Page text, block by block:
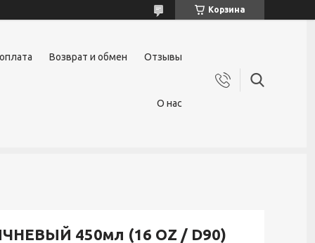
Корзина
Возврат и обмен Отзывы
О нас
450мл (16 OZ / D90)